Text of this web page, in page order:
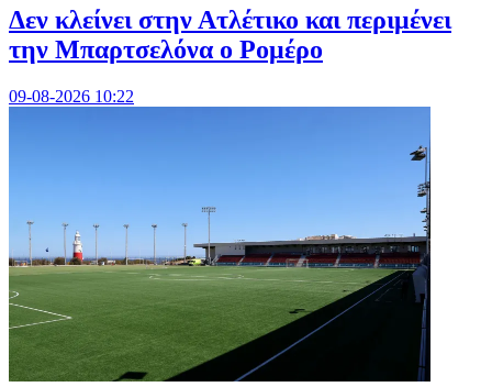
Δεν κλείνει στην Ατλέτικο και περιμένει
την Μπαρτσελόνα ο Ρομέρο
09-08-2026 10:22